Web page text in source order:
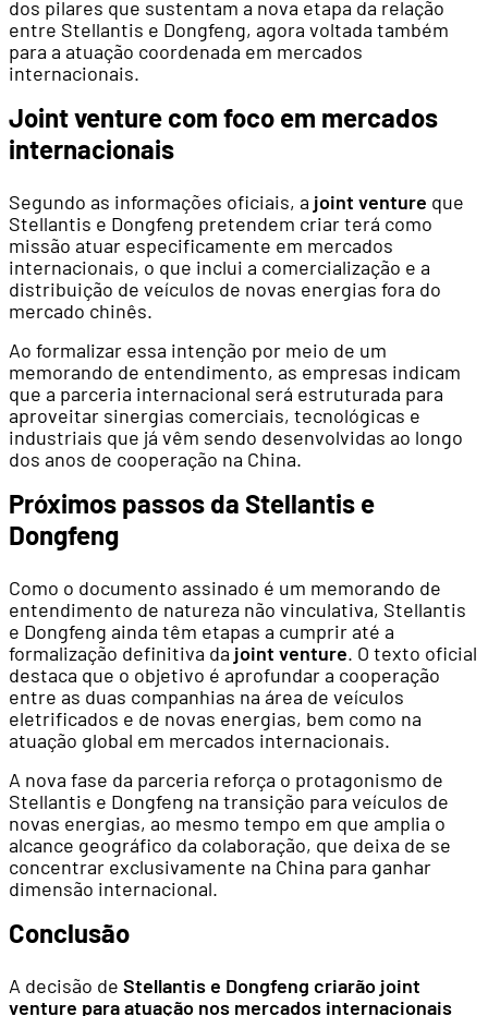
dos pilares que sustentam a nova etapa da relação
entre Stellantis e Dongfeng, agora voltada também
para a atuação coordenada em mercados
internacionais.
Joint venture com foco em mercados
internacionais
Segundo as informações oficiais, a joint venture que
Stellantis e Dongfeng pretendem criar terá como
missão atuar especificamente em mercados
internacionais, o que inclui a comercialização e a
distribuição de veículos de novas energias fora do
mercado chinês.
Ao formalizar essa intenção por meio de um
memorando de entendimento, as empresas indicam
que a parceria internacional será estruturada para
aproveitar sinergias comerciais, tecnológicas e
industriais que já vêm sendo desenvolvidas ao longo
dos anos de cooperação na China.
Próximos passos da Stellantis e
Dongfeng
Como o documento assinado é um memorando de
entendimento de natureza não vinculativa, Stellantis
e Dongfeng ainda têm etapas a cumprir até a
formalização definitiva da joint venture. O texto oficial
destaca que o objetivo é aprofundar a cooperação
entre as duas companhias na área de veículos
eletrificados e de novas energias, bem como na
atuação global em mercados internacionais.
A nova fase da parceria reforça o protagonismo de
Stellantis e Dongfeng na transição para veículos de
novas energias, ao mesmo tempo em que amplia o
alcance geográfico da colaboração, que deixa de se
concentrar exclusivamente na China para ganhar
dimensão internacional.
Conclusão
A decisão de Stellantis e Dongfeng criarão joint
venture para atuação nos mercados internacionais